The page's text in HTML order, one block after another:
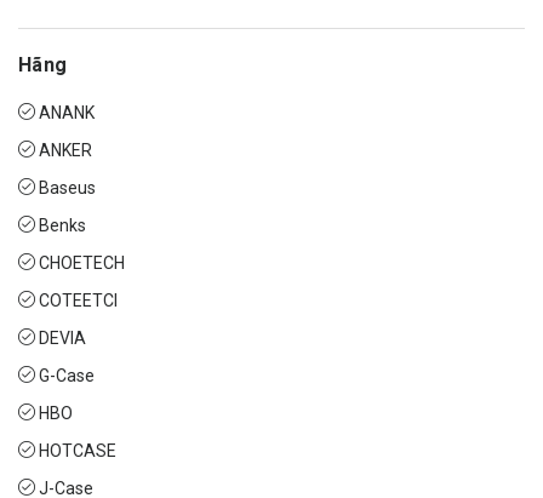
Hãng
ANANK
ANKER
Baseus
Benks
CHOETECH
COTEETCI
DEVIA
G-Case
HBO
HOTCASE
J-Case